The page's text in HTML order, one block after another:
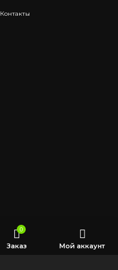
Контакты
0
Заказ Мой аккаунт